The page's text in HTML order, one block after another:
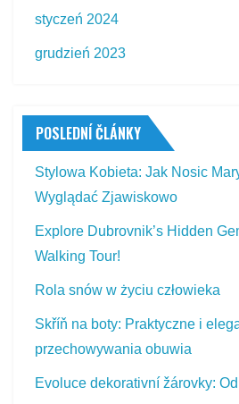
styczeń 2024
grudzień 2023
POSLEDNÍ ČLÁNKY
Stylowa Kobieta: Jak Nosic
Wyglądać Zjawiskowo
Explore Dubrovnik’s Hidden
Walking Tour!
Rola snów w życiu człowieka
Skříň na boty: Praktyczne i
przechowywania obuwia
Evoluce dekorativní žárovky: